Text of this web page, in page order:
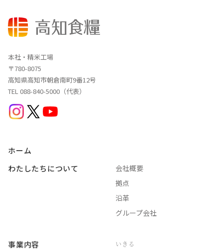
本社・精米工場
〒780-8075
高知県高知市朝倉南町9番12号
TEL 088-840-5000（代表）
ホーム
わたしたちについて
会社概要
拠点
沿革
グループ会社
事業内容 いきる